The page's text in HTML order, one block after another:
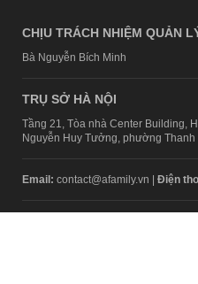
CHỊU TRÁCH NHIỆM QUẢN
Bà Nguyễn Bích Minh
TRỤ SỞ HÀ NỘI
Tầng 21, Tòa nhà Center Building,
Nguyễn Huy Tưởng, phường
Email: contact@afamily.vn | Điện